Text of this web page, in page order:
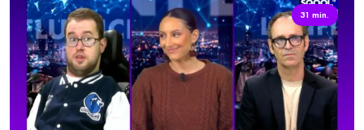
Delphine Ganne, chargée de mission à la Fondation Paralysie
Cérébrale, sont les invitées de la première partie de l'émission.
Dans Le Bon Point, nous nous intéressons aujourd'hui aux
métiers d'art et au savoir-faire français, avec un enjeu central,
celui de la transmission et de la formation. Anne-Sophie
31 min.